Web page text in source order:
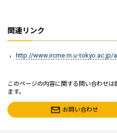
関連リンク
http://www.ircme.m.u-tokyo.ac.jp/
このページの内容に関する問い合わせ
ます。
お問い合わせ